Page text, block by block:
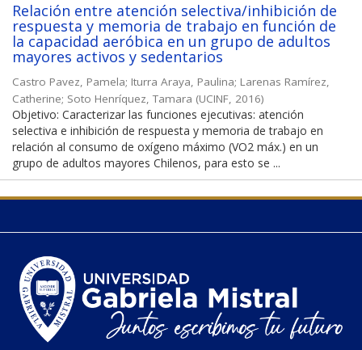
Relación entre atención selectiva/inhibición de
respuesta y memoria de trabajo en función de
la capacidad aeróbica en un grupo de adultos
mayores activos y sedentarios
Castro Pavez, Pamela; Iturra Araya, Paulina; Larenas Ramírez,
Catherine; Soto Henríquez, Tamara (UCINF, 2016)
Objetivo: Caracterizar las funciones ejecutivas: atención
selectiva e inhibición de respuesta y memoria de trabajo en
relación al consumo de oxígeno máximo (VO2 máx.) en un
grupo de adultos mayores Chilenos, para esto se ...